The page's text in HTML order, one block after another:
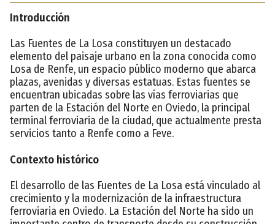
Introducción
Las Fuentes de La Losa constituyen un destacado
elemento del paisaje urbano en la zona conocida como
Losa de Renfe, un espacio público moderno que abarca
plazas, avenidas y diversas estatuas. Estas fuentes se
encuentran ubicadas sobre las vías ferroviarias que
parten de la Estación del Norte en Oviedo, la principal
terminal ferroviaria de la ciudad, que actualmente presta
servicios tanto a Renfe como a Feve.
Contexto histórico
El desarrollo de las Fuentes de La Losa está vinculado al
crecimiento y la modernización de la infraestructura
ferroviaria en Oviedo. La Estación del Norte ha sido un